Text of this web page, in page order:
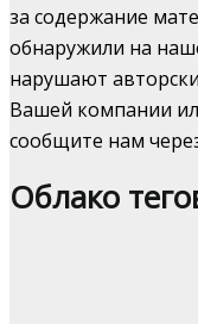
за содержание
обнаружили на
нарушают
Вашей компании
сообщите нам
Облако